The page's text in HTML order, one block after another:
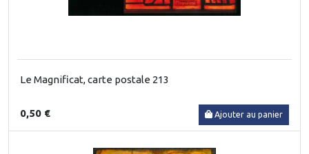
Le Magnificat, carte postale 213
0,50 € Ajouter au panier